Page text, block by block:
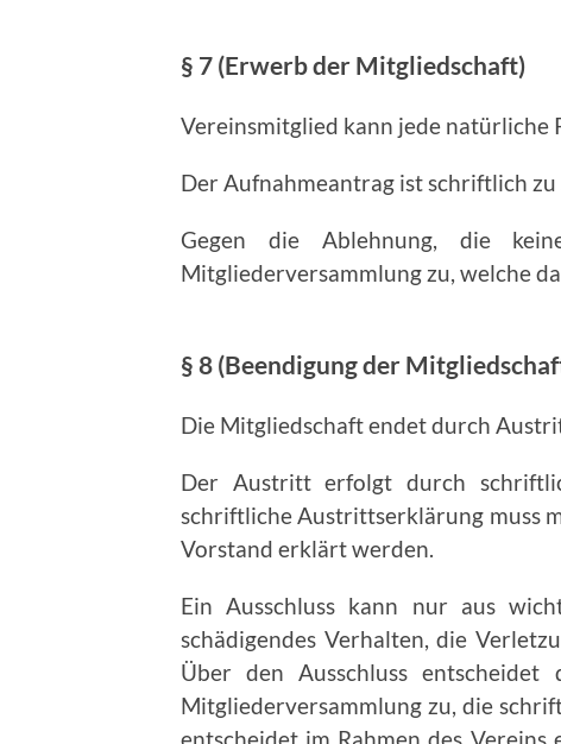
§ 7 (Erwerb der Mitgliedschaft)
Vereinsmitglied kann jede natürliche
Der Aufnahmeantrag ist schriftlich
Gegen die Ablehnung, die
Mitgliederversammlung zu, welche
§ 8 (Beendigung der
Die Mitgliedschaft endet durch
Der Austritt erfolgt durch
schriftliche Austrittserklärung muss
Vorstand erklärt werden.
Ein Ausschluss kann nur aus
schädigendes Verhalten, die
Über den Ausschluss
Mitgliederversammlung zu, die
entscheidet im Rahmen des